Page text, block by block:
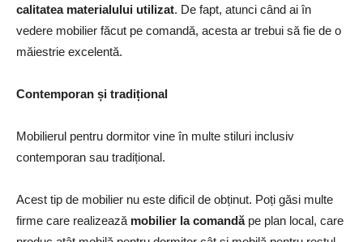
calitatea materialului utilizat. De fapt, atunci când ai în
vedere mobilier făcut pe comandă, acesta ar trebui să fie de o
măiestrie excelentă.
Contemporan și tradițional
Mobilierul pentru dormitor vine în multe stiluri inclusiv
contemporan sau tradițional.
Acest tip de mobilier nu este dificil de obținut. Poți găsi multe
firme care realizează mobilier la comandă pe plan local, care